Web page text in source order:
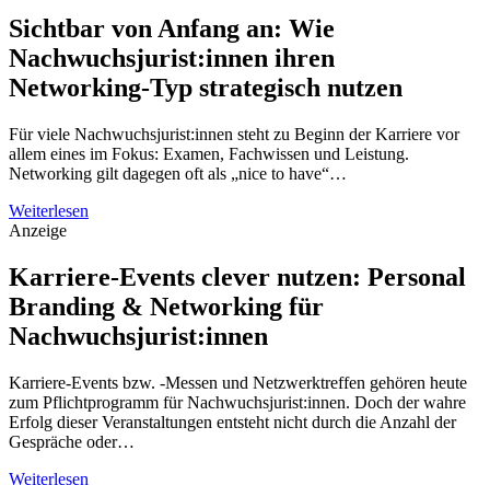
Sichtbar von Anfang an: Wie
Nachwuchsjurist:innen ihren
Networking-Typ strategisch nutzen
Für viele Nachwuchsjurist:innen steht zu Beginn der Karriere vor
allem eines im Fokus: Examen, Fachwissen und Leistung.
Networking gilt dagegen oft als „nice to have“…
Weiterlesen
Anzeige
Karriere-Events clever nutzen: Personal
Branding & Networking für
Nachwuchsjurist:innen
Karriere-Events bzw. -Messen und Netzwerktreffen gehören heute
zum Pflichtprogramm für Nachwuchsjurist:innen. Doch der wahre
Erfolg dieser Veranstaltungen entsteht nicht durch die Anzahl der
Gespräche oder…
Weiterlesen